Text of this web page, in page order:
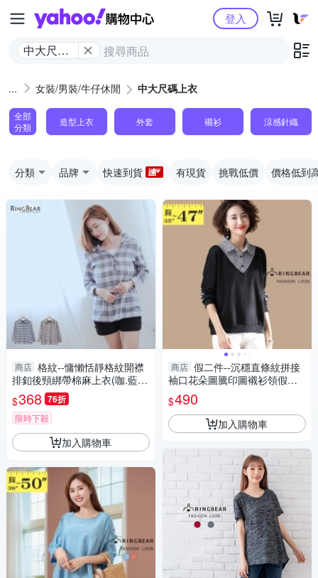
Yahoo購物中心
中大尺碼
登入
女裝/男裝/牛仔休閒 中大尺碼上衣
全部
分類
造型上衣 外套 襯衫 涼感針織
分類 品牌 快速到貨 有現貨 挑戰低價 價格低到
商店 格紋--慵懶恬靜格紋開襟
排釦後頸綁帶棉麻上衣(咖.藍XL
-5L)-I166眼圈熊中大尺碼
$368 76折
限時下殺
加入購物車
商店 假二件--沉穩直條紋拼接
袖口花朵圖騰印圖襯衫領假兩
件長袖上衣(黑L-3L)-I143眼圈
熊中大尺碼◎
$490
加入購物車